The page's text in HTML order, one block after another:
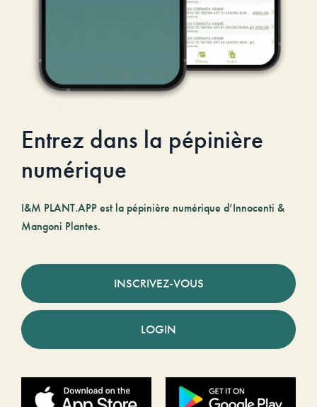
Entrez dans la pépinière
numérique
I&M PLANT.APP est la pépinière numérique d’Innocenti &
Mangoni Plantes.
INSCRIVEZ-VOUS
LOGIN